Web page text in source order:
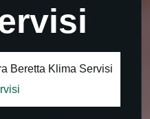
Beretta Klima Servisi